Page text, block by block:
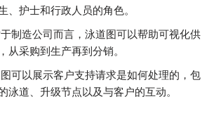
、护士和行政人员的角色。
制造公司而言，泳道图可以帮助可视化供
从采购到生产再到分销。
可以展示客户支持请求是如何处理的，包
泳道、升级节点以及与客户的互动。